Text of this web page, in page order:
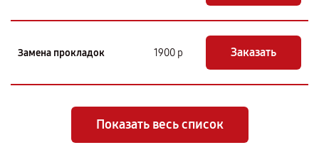
Замена прокладок 1900 р Заказать
Показать весь список